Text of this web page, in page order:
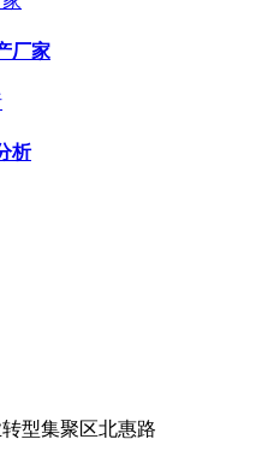
厂家
析
型集聚区北惠路